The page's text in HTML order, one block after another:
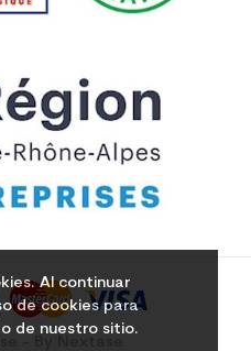
Al continuar
de cookies para
de nuestro sitio.